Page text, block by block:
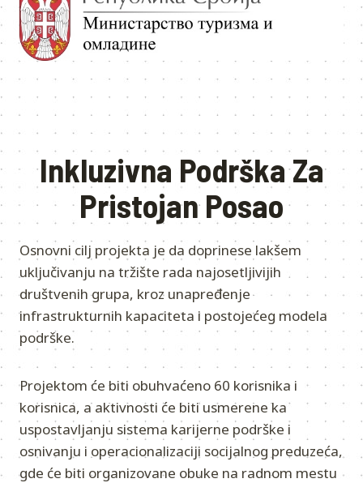
Inkluzivna Podrška Za
Pristojan Posao
Osnovni cilj projekta je da doprinese lakšem
uključivanju na tržište rada najosetljivijih
društvenih grupa, kroz unapređenje
infrastrukturnih kapaciteta i postojećeg modela
podrške.
Projektom će biti obuhvaćeno 60 korisnika i
korisnica, a aktivnosti će biti usmerene ka
uspostavljanju sistema karijerne podrške i
osnivanju i operacionalizaciji socijalnog preduzeća,
gde će biti organizovane obuke na radnom mestu